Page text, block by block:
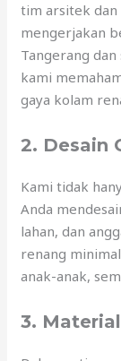
tim arsitek dan
mengerjakan
Tangerang
kami
gaya kolam
2. Desain
Kami tidak
Anda
lahan, dan
renang
anak-anak,
3.